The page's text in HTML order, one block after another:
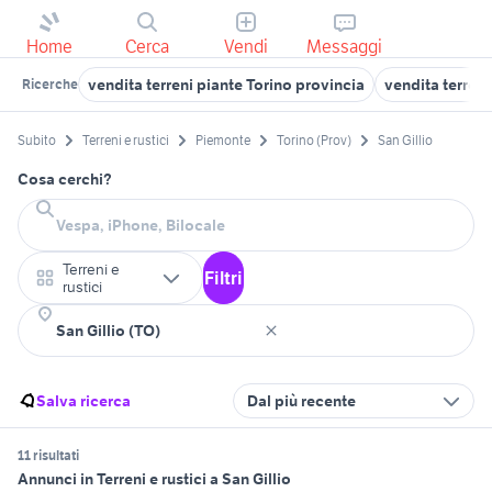
Home Cerca Vendi Messaggi
Ricerche vendita terreni piante Torino provincia vendita terreni
Subito Terreni e rustici Piemonte Torino (Prov) San Gillio
Cosa cerchi?
Terreni e
rustici
Filtri
Salva ricerca Dal più recente
11 risultati
Annunci in Terreni e rustici a San Gillio